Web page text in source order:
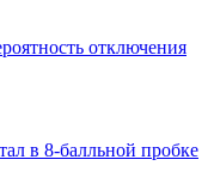
отключения
в 8-балльной пробке